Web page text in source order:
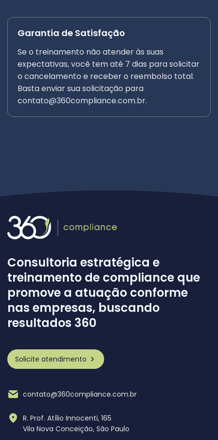
Garantia de Satisfação
Se o treinamento não atender às suas
expectativas, você tem até 7 dias para solicitar
o cancelamento e receber o reembolso total.
Basta enviar sua solicitação para
contato@360compliance.com.br.
Consultoria estratégica e
treinamento de compliance que
promove a atuação conforme
nas empresas, buscando
resultados 360
Solicite atendimento
contato@360compliance.com.br
R. Prof. Atílio Innocenti, 165
Vila Nova Conceição, São Paulo